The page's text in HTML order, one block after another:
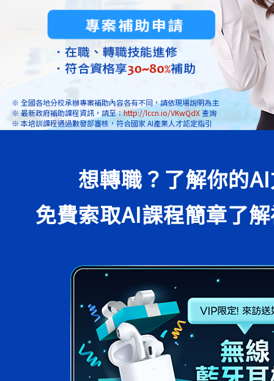
※ 全國各地分校承辦專案補助內容各有不同，請依現場說明為主
※ 最新政府補助課程資訊，請至：http://lccn.io/VKwQdX查詢
※ 本培訓課程通過數發部審核，符合國家 AI產業人才認定指引
想轉職？了解你的
免費索取AI課程簡章了